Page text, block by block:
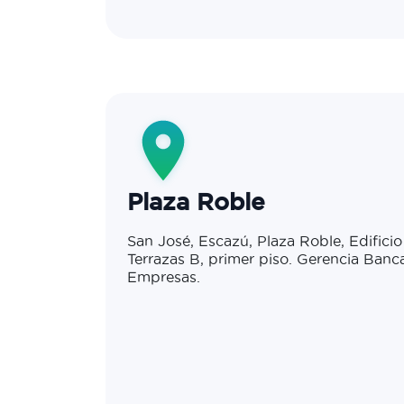
Plaza Roble
San José, Escazú, Plaza Roble, Edificio
Terrazas B, primer piso. Gerencia
Empresas.